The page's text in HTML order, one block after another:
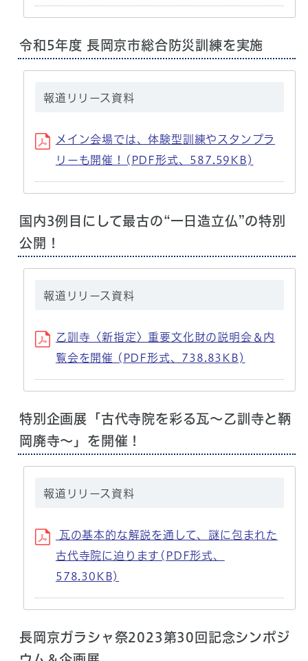
令和5年度 長岡京市総合防災訓練を実施
報道リリース資料
メイン会場では、体験型訓練やスタンプラ
リーも開催！(PDF形式、587.59KB)
国内3例目にして最古の“一日造立仏”の特別
公開！
報道リリース資料
乙訓寺〈新指定〉重要文化財の説明会＆内
覧会を開催 (PDF形式、738.83KB)
特別企画展「古代寺院を彩る瓦〜乙訓寺と鞆
岡廃寺～」を開催！
報道リリース資料
瓦の基本的な解説を通して、謎に包まれた
古代寺院に迫ります(PDF形式、
578.30KB)
長岡京ガラシャ祭2023第30回記念シンポジ